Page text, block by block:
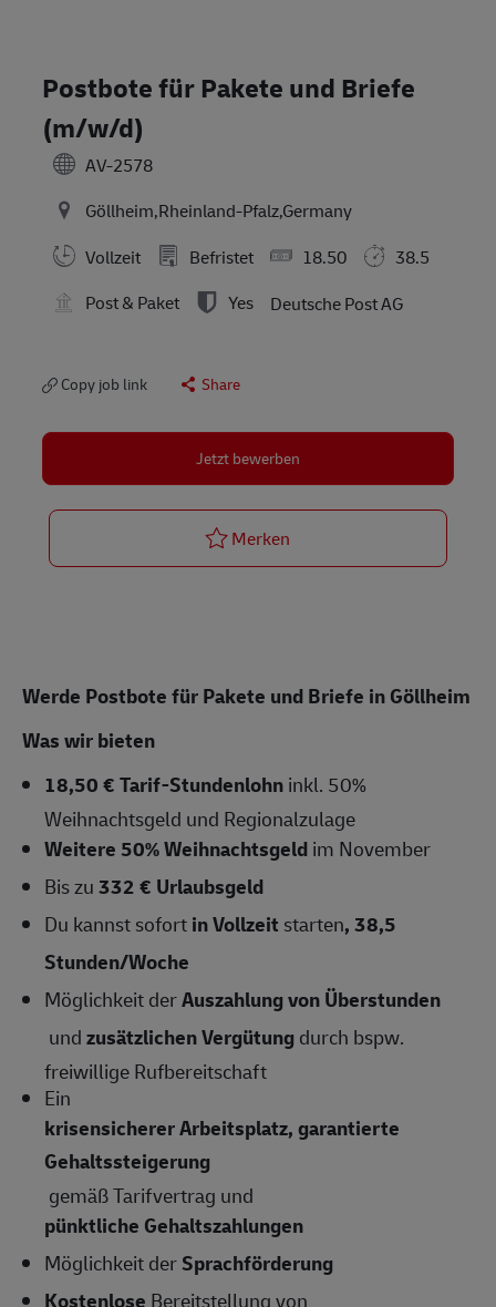
Postbote für Pakete und Briefe
(m/w/d)
AV-2578
Göllheim,Rheinland-Pfalz,Germany
Vollzeit
Befristet 18.50
38.5
Post & Paket
Yes Deutsche Post AG
Copy job link Share
Jetzt bewerben
Merken
Werde Postbote für Pakete und Briefe in Göllheim
Was wir bieten
18,50 € Tarif-Stundenlohninkl. 50%
Weihnachtsgeld und Regionalzulage
Weitere 50% Weihnachtsgeldim November
Bis zu332 € Urlaubsgeld
Du kannst sofortin Vollzeit starten,38,5
Stunden/Woche
Möglichkeit derAuszahlung von Überstunden
undzusätzlichen Vergütungdurch bspw.
freiwillige Rufbereitschaft
Ein
krisensicherer Arbeitsplatz, garantierte
Gehaltssteigerung
gemäß Tarifvertrag und
pünktliche Gehaltszahlungen
Möglichkeit derSprachförderung
Kostenlose Bereitstellung von